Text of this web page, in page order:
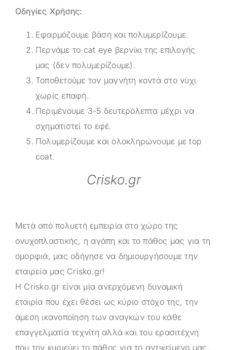
Οδηγίες Χρήσης:
Εφαρμόζουμε βάση και πολυμερίζουμε.
Περνάμε το cat eye βερνίκι της επιλογής
μας (δεν πολυμερίζουμε).
Τοποθετούμε τον μαγνήτη κοντά στο νύχι
χωρίς επαφή.
Περιμένουμε 3-5 δευτερόλεπτα μέχρι να
σχηματιστεί το εφέ.
Πολυμερίζουμε και ολοκληρώνουμε με top
coat.
Crisko.gr
Μετά από πολυετή εμπειρία στο χώρο της
ονυχοπλαστικής, η αγάπη και το πάθος μας για τη
ομορφιά, μας οδήγησε να δημιουργήσουμε την
εταιρεία μας Crisko.gr!
Η Crisko.gr είναι μία ανερχόμενη δυναμική
εταιρία που έχει θέσει ως κύριο στόχο της, την
άμεση ικανοποίηση των αναγκών του κάθε
επαγγελματία τεχνίτη αλλά και του ερασιτέχνη
που τον κυριεύει το πάθος για το αντικείμενο μας.